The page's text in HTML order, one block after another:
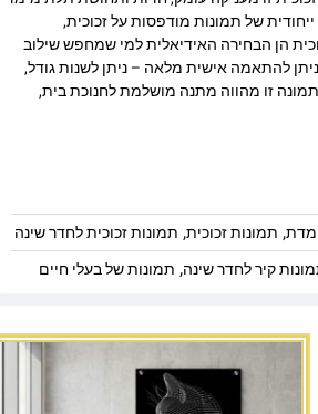
של תמונות מודפסות על זכוכית,
הן הבחירה האידיאלית למי שמחפש שילוב
להתאמה אישית מלאה – ניתן לשנות גודל,
זו מהווה מתנה מושלמת לחנוכת בית,
, תמונות זכוכית, תמונות זכוכית לחדר שינה
קיר לחדר שינה, תמונות של בעלי חיים